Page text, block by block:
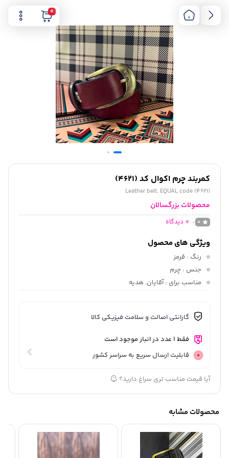
0
کمربند چرم اکوال کد (4621)
Leather belt, EQUAL code (4621)
محصولات بزرگسالان
0
0 دیدگاه
ویژگی های محصول
رنگ : قرمز
جنس : چرم
مناسب برای : آقایان, هدیه
گارانتی اصالت و سلامت فیزیکی کالا
فقط 1 عدد در انبار موجود است
قابلیت ارسال سریع به سراسر کشور
آیا قیمت مناسب تری سراغ دارید؟
محصولات مشابه